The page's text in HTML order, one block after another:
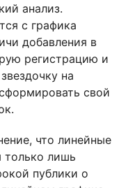
анализ.
с графика
добавления в
регистрацию и
на
свой
что линейные
только лишь
публики о